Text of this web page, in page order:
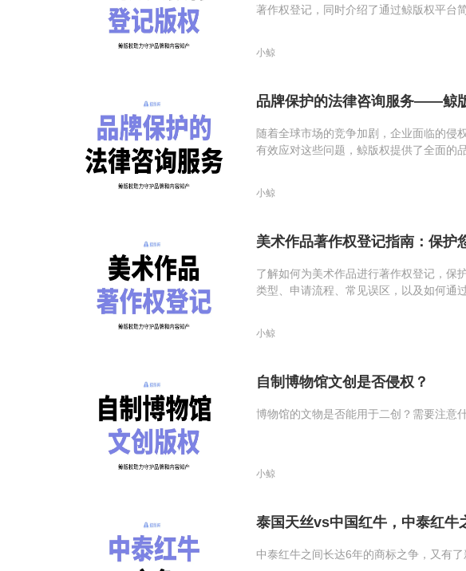
著作权登记，同时介绍了通过鲸版权平台
小鲸
品牌保护的法律咨询服务——鲸
随着全球市场的竞争加剧，企业面临的侵
有效应对这些问题，鲸版权提供了全面的
小鲸
美术作品著作权登记指南：保护
了解如何为美术作品进行著作权登记，保
类型、申请流程、常见误区，以及如何通
小鲸
自制博物馆文创是否侵权？
博物馆的文物是否能用于二创？需要注意
小鲸
泰国天丝vs中国红牛，中泰红牛
中泰红牛之间长达6年的商标之争，又有了